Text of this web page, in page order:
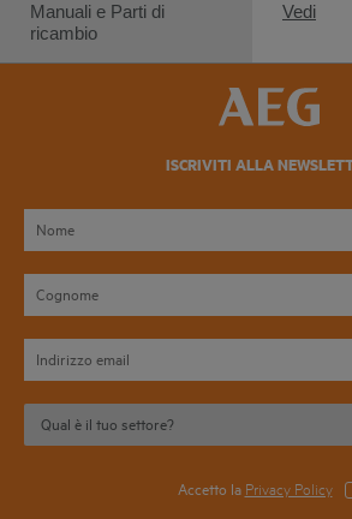
Manuali e Parti di
ricambio
Vedi
ISCRIVITI ALLA
Accetto la Privacy Policy